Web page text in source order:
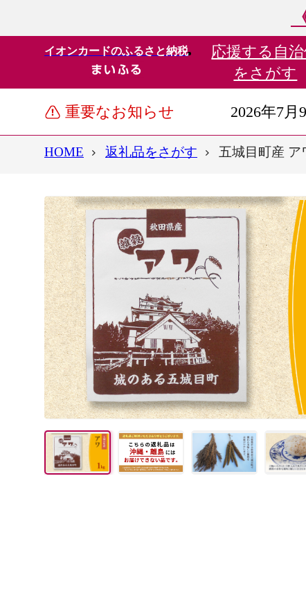
イオンカードのふるさと納税 応援する 自
をさがす
重要なお知らせ 2026年7月
HOME 返礼品をさがす 五城目町産 ア